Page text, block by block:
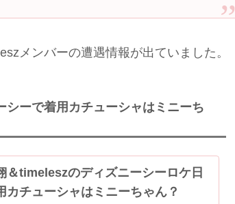
メンバーの遭遇情報が出ていました。
シーで着用カチューシャはミニーち
＆timeleszのディズニーシーロケ日
カチューシャはミニーちゃん？